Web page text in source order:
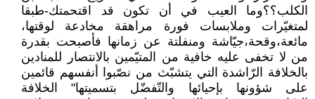
الكلب؟؟وما العيب في أن تكون قد اقتحمتك-طبقا
لمتغيّرات وملابسات فورة مراهقة مخادعة لوقتها،
مائعة،وقحة،جيّاشة ومنفلتة عن زمانها فأصبحت بقدرة
من لا تخفى عليه خافية من المتيّمين بالانتصار للمنادين
بالخلافة الرّاشدة التي يتشبّث من نصّبوا أنفسهم قائمين
على شؤونها بإحيائها والتّفضّل بتسميتها" الخلافة